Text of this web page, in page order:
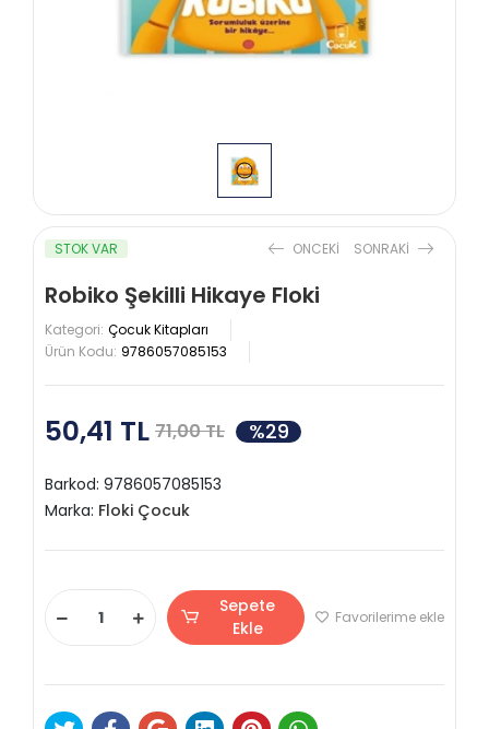
STOK VAR ONCEKI SONRAKI
Robiko Şekilli Hikaye Floki
Kategori: Çocuk Kitapları
Ürün Kodu: 9786057085153
50,41 TL 71,00 TL %29
Barkod: 9786057085153
Marka: Floki Çocuk
Sepete
Ekle
Favorilerime ekle